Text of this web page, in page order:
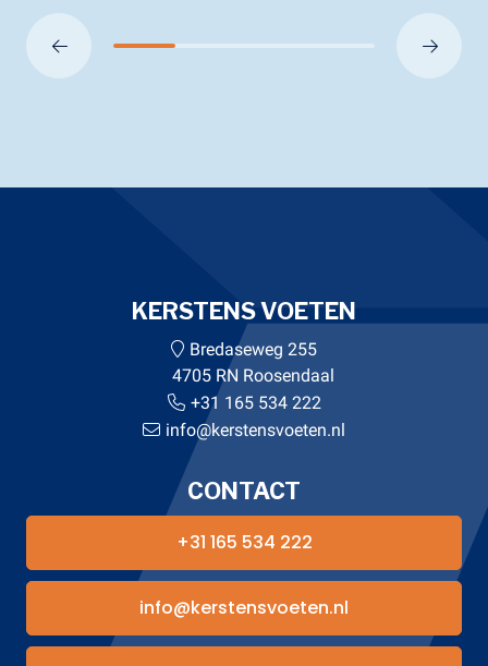
KERSTENS VOETEN
Bredaseweg 255
4705 RN Roosendaal
+31 165 534 222
info@kerstensvoeten.nl
CONTACT
+31 165 534 222
info@kerstensvoeten.nl